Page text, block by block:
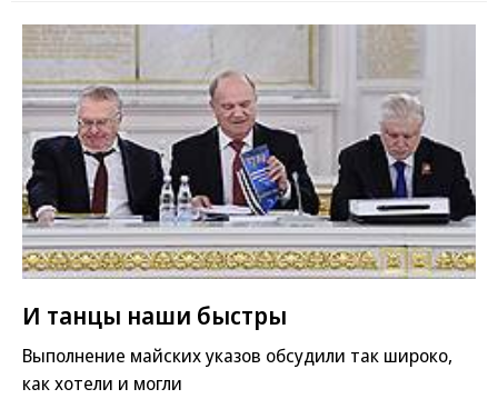
И танцы наши быстры
Выполнение майских указов обсудили так широко,
как хотели и могли